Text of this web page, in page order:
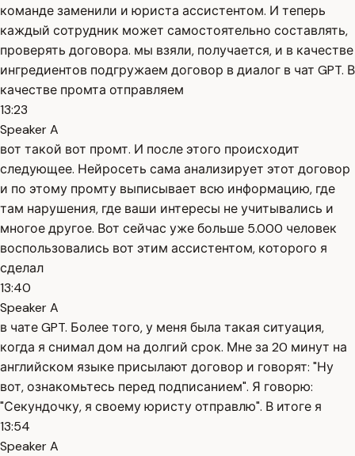
команде заменили и юриста ассистентом. И теперь
каждый сотрудник может самостоятельно составлять,
проверять договора. мы взяли, получается, и в качестве
ингредиентов подгружаем договор в диалог в чат GPT. В
качестве промта отправляем
13:23
Speaker A
вот такой вот промт. И после этого происходит
следующее. Нейросеть сама анализирует этот договор
и по этому промту выписывает всю информацию, где
там нарушения, где ваши интересы не учитывались и
многое другое. Вот сейчас уже больше 5.000 человек
воспользовались вот этим ассистентом, которого я
сделал
13:40
Speaker A
в чате GPT. Более того, у меня была такая ситуация,
когда я снимал дом на долгий срок. Мне за 20 минут на
английском языке присылают договор и говорят: "Ну
вот, ознакомьтесь перед подписанием". Я говорю:
"Секундочку, я своему юристу отправлю". В итоге я
13:54
Speaker A